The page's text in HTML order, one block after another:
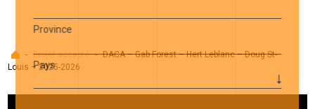
Accueil
- Projet accepté - DACA – Gab Forest – Hert Leblanc – Doug St-
Louis – 2025-2026
Province
Pays